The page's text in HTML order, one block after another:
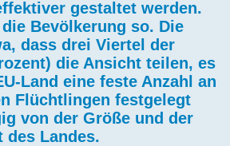
gestaltet werden.
Bevölkerung so. Die
dass drei Viertel der
die Ansicht teilen, es
Land eine feste Anzahl an
Flüchtlingen festgelegt
von der Größe und der
Landes.